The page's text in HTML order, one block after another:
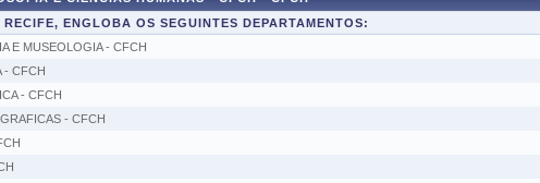
ENGLOBA OS SEGUINTES DEPARTAMENTOS:
E MUSEOLOGIA - CFCH
- CFCH
- CFCH
- CFCH